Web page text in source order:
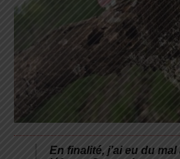
En finalité, j’ai eu du